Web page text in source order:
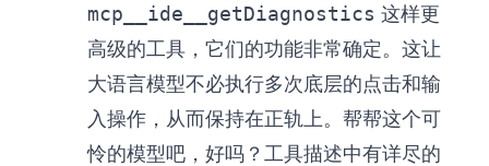
mcp__ide__getDiagnostics 这样更
高级的工具，它们的功能非常确定。这让
大语言模型不必执行多次底层的点击和输
入操作，从而保持在正轨上。帮帮这个可
怜的模型吧，好吗？工具描述中有详尽的